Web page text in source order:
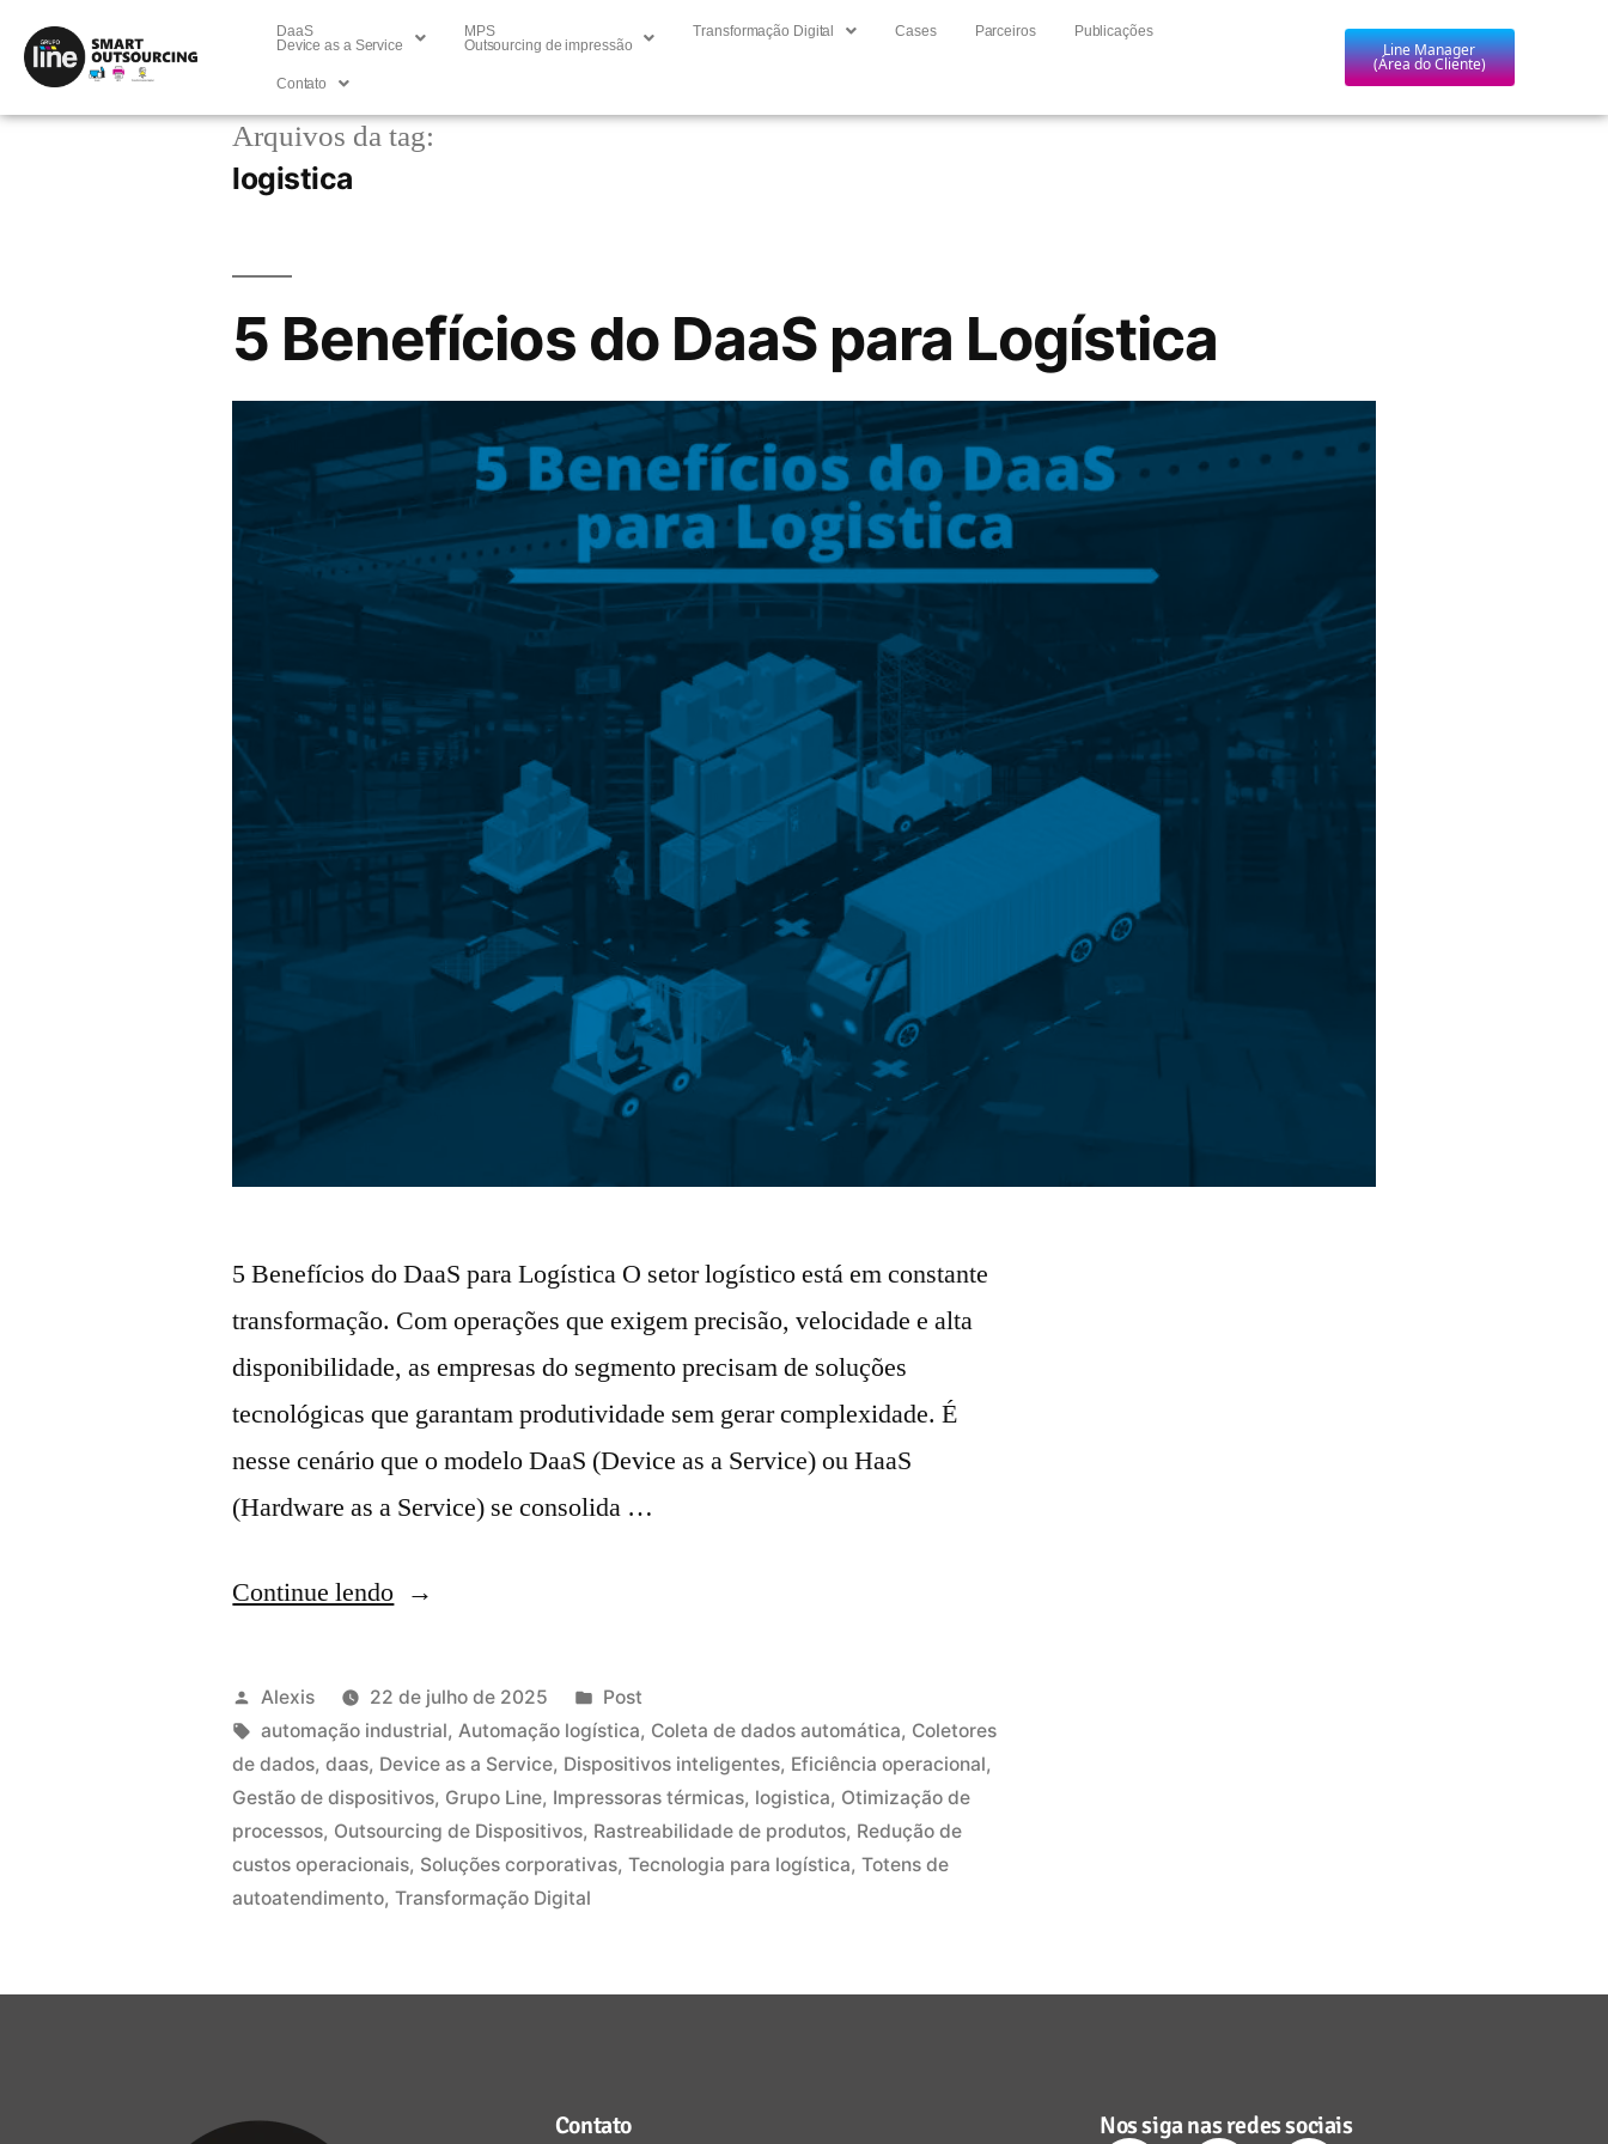
DaaS
Device as a Service
MPS
Outsourcing de impressão
Transformação Digital Cases Parceiros Publicações
Contato
Line Manager
(Área do Cliente)
Arquivos da tag:
logistica
5 Benefícios do DaaS para Logística
5 Benefícios do DaaS para Logística O setor logístico está em constante
transformação. Com operações que exigem precisão, velocidade e alta
disponibilidade, as empresas do segmento precisam de soluções
tecnológicas que garantam produtividade sem gerar complexidade. É
nesse cenário que o modelo DaaS (Device as a Service) ou HaaS
(Hardware as a Service) se consolida …
Continue lendo
Alexis 22 de julho de 2025
Post
automação industrial, Automação logística, Coleta de dados automática, Coletores
de dados,daas, Device as a Service, Dispositivos inteligentes, Eficiência operacional,
Gestão de dispositivos, Grupo Line, Impressoras térmicas, logistica, Otimização de
processos, Outsourcing de Dispositivos, Rastreabilidade de produtos, Redução de
custos operacionais, Soluções corporativas,Tecnologia para logística,Totens de
autoatendimento,Transformação Digital
Contato Nos siga nas redes sociais